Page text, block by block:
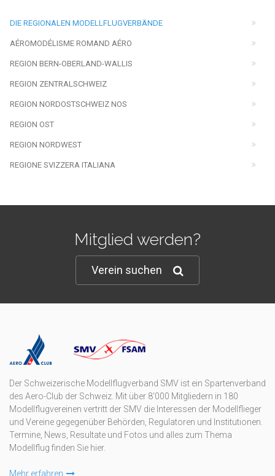
DIE REGIONALEN MODELLFLUGVERBÄNDE
AÉROMODÉLISME ROMAND AÉRO
REGION BERN-OBERLAND-WALLIS
REGION ZENTRALSCHWEIZ
REGION NORDOSTSCHWEIZ NOS
REGION OST
REGION NORDWEST
REGIONE SVIZZERA ITALIANA
Mitglied werden?
Verein suchen
Der Schweizerische Modellflugverband SMV ist ein Spartenverband
des Aero-Club der Schweiz. Mit über 8'000 Mitgliedern in 180
Modellflugvereinen vertritt der SMV die Interessen der Modellflieger
und Vereine gegegenüber Behörden, Regulatoren und Institutionen.
Termine, News, Resultate und Fotos und alles zum Thema
Modellflug finden Sie hier.
Mehr erfahren